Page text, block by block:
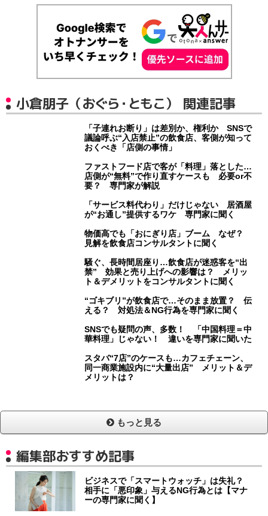
小倉朋子（おぐら・ともこ） 関連記事
「子連れお断り」は差別か、権利か SNSで
議論呼ぶ“入店禁止”の飲食店、客側が知って
おくべき「店側の事情」
ファストフード店で客が「料理」落とした…
店側が“無料”で作り直すケースも 必要or不
要？ 専門家が解説
「サービス料代わり」だけじゃない 居酒屋
が“お通し”提供するワケ 専門家に聞く
物価高でも「おにぎり店」ブーム なぜ？
見解を飲食店コンサルタントに聞く
騒ぐ、長時間居座り…飲食店が迷惑客を“出
禁” 効果と売り上げへの影響は？ メリッ
ト＆デメリットをコンサルタントに聞く
“ゴキブリ”が飲食店で…そのまま放置？ 伝
える？ 対処法＆NG行為を専門家に聞く
SNSでも疑問の声、多数！ 「中国料理＝中
華料理」じゃない！ 違いを専門家に聞いた
スタバ“7店”のケースも…カフェチェーン、
同一商業施設内に“大量出店” メリット＆デ
メリットは？
もっと見る
編集部おすすめ記事
ビジネスで「スマートウォッチ」は失礼？
相手に「悪印象」与えるNG行為とは【マナ
ーの専門家に聞く】